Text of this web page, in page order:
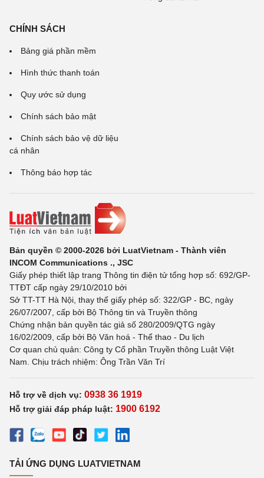
CHÍNH SÁCH
Bảng giá phần mềm
Hình thức thanh toán
Quy ước sử dụng
Chính sách bảo mật
Chính sách bảo vệ dữ liệu
cá nhân
Thông báo hợp tác
Bản quyền © 2000-2026 bởi LuatVietnam - Thành viên
INCOM Communications ., JSC
Giấy phép thiết lập trang Thông tin điện tử tổng hợp số: 692/GP-
TTĐT cấp ngày 29/10/2010 bởi
Sở TT-TT Hà Nội, thay thế giấy phép số: 322/GP - BC, ngày
26/07/2007, cấp bởi Bộ Thông tin và Truyền thông
Chứng nhận bản quyền tác giả số 280/2009/QTG ngày
16/02/2009, cấp bởi Bộ Văn hoá - Thể thao - Du lịch
Cơ quan chủ quản: Công ty Cổ phần Truyền thông Luật Việt
Nam. Chịu trách nhiệm: Ông Trần Văn Trí
Hỗ trợ về dịch vụ: 0938 36 1919
Hỗ trợ giải đáp pháp luật: 1900 6192
TẢI ỨNG DỤNG LUATVIETNAM